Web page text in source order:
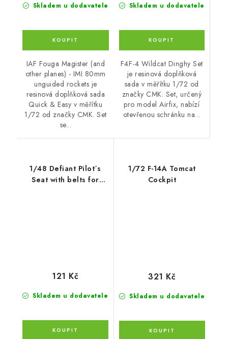
Skladem u dodavatele
IAF Fouga Magister (and
other planes) - IMI 80mm
unguided rockets je
resinová doplňková sada
Quick & Easy v měřítku
1/72 od značky CMK. Set
se...
Skladem u dodavatele
F4F-4 Wildcat Dinghy Set
je resinová doplňková
sada v měřítku 1/72 od
značky CMK. Set, určený
pro model Airfix, nabízí
otevřenou schránku na...
1/48 Defiant Pilot´s
Seat with belts for
Skladem u dodavatele
121 Kč
1/72 F-14A Tomcat
Cockpit
Skladem u dodavatele
321 Kč